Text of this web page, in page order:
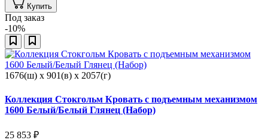
Купить
Под заказ
-10%
1676(ш) x 901(в) x 2057(г)
Коллекция Стокгольм Кровать с подъемным механизмом
1600 Белый/Белый Глянец (Набор)
25 853 ₽